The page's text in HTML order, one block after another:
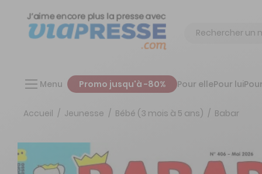
Chercher
Menu Promo jusqu'à -80% Pour ellePour lui
Accueil Jeunesse Bébé (3 mois à 5 ans) Babar